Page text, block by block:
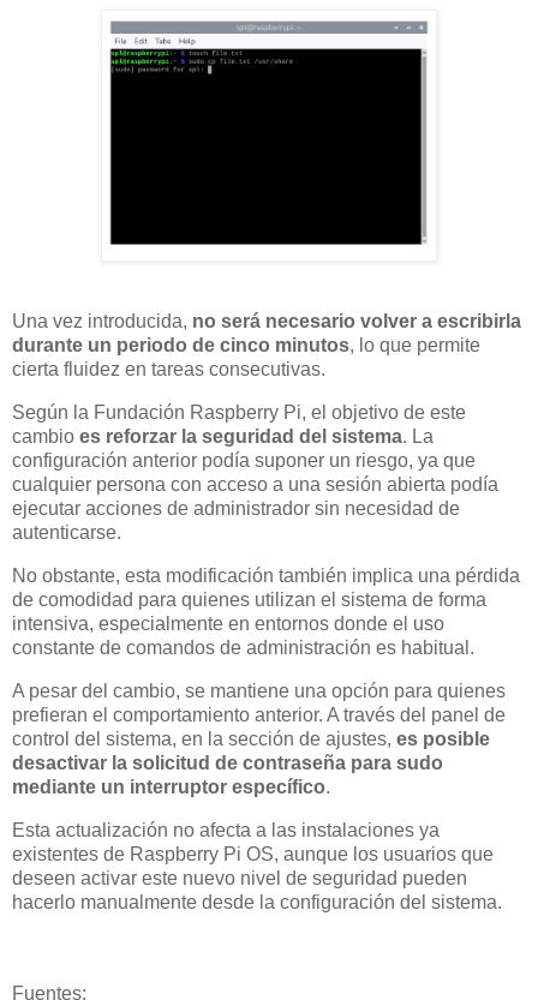
Una vez introducida, no será necesario volver a escribirla
durante un periodo de cinco minutos, lo que permite
cierta fluidez en tareas consecutivas.
Según la Fundación Raspberry Pi, el objetivo de este
cambio es reforzar la seguridad del sistema. La
configuración anterior podía suponer un riesgo, ya que
cualquier persona con acceso a una sesión abierta podía
ejecutar acciones de administrador sin necesidad de
autenticarse.
No obstante, esta modificación también implica una pérdida
de comodidad para quienes utilizan el sistema de forma
intensiva, especialmente en entornos donde el uso
constante de comandos de administración es habitual.
A pesar del cambio, se mantiene una opción para quienes
prefieran el comportamiento anterior. A través del panel de
control del sistema, en la sección de ajustes, es posible
desactivar la solicitud de contraseña para sudo
mediante un interruptor específico.
Esta actualización no afecta a las instalaciones ya
existentes de Raspberry Pi OS, aunque los usuarios que
deseen activar este nuevo nivel de seguridad pueden
hacerlo manualmente desde la configuración del sistema.
Fuentes: